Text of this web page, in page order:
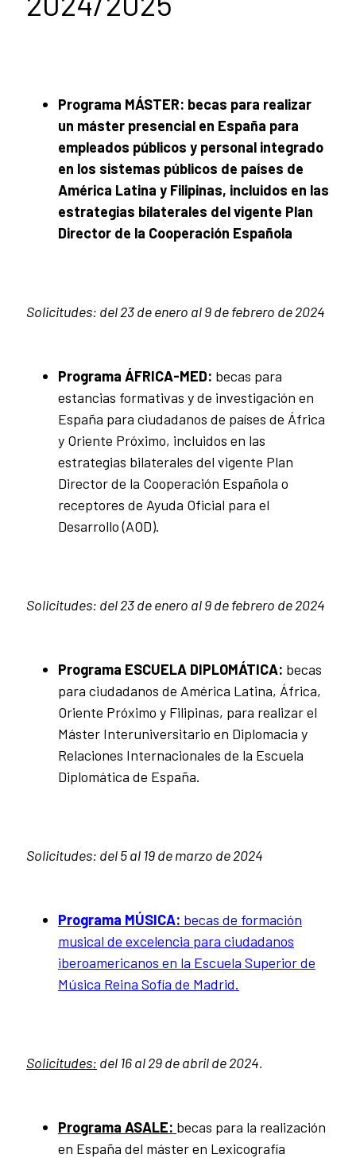
Programa MÁSTER: becas para realizar
un máster presencial en España para
empleados públicos y personal integrado
en los sistemas públicos de países de
América Latina y Filipinas, incluidos en las
estrategias bilaterales del vigente Plan
Director de la Cooperación Española
Solicitudes: del 23 de enero al 9de febrero de 2024
Programa ÁFRICA-MED: becas para
estancias formativas y de investigación en
España para ciudadanos de países de África
y Oriente Próximo, incluidos en las
estrategias bilaterales del vigente Plan
Director de la Cooperación Española o
receptores de Ayuda Oficial para el
Desarrollo (AOD).
Solicitudes: del 23 de enero al 9de febrero de 2024
Programa ESCUELA DIPLOMÁTICA: becas
para ciudadanos de América Latina, África,
Oriente Próximo y Filipinas, para realizar el
Máster Interuniversitario en Diplomacia y
Relaciones Internacionales de la Escuela
Diplomática de España.
Solicitudes: del 5 al 19 de marzo de 2024
Programa MÚSICA: becas de formación
musical de excelencia para ciudadanos
iberoamericanos en la Escuela Superior de
Música Reina Sofía de Madrid.
Solicitudes: del 16 al 29 de abril de 2024.
Programa ASALE: becas para la realización
en España del máster en Lexicografía